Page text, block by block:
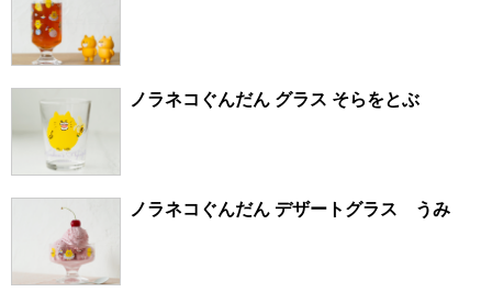
ノラネコぐんだん グラス そらをとぶ
ノラネコぐんだん デザートグラス うみ